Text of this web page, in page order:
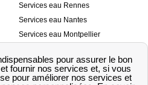
Services eau Rennes
Services eau Nantes
Services eau Montpellier
Services eau Strasbourg